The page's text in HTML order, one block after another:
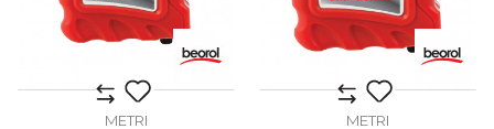
METRI METRI